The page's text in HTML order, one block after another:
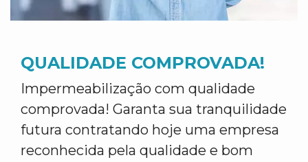
QUALIDADE COMPROVADA!
Impermeabilização com qualidade
comprovada! Garanta sua tranquilidade
futura contratando hoje uma empresa
reconhecida pela qualidade e bom